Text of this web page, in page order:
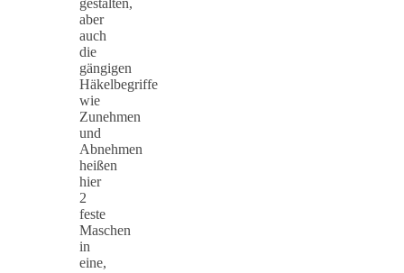
aber
auch
die
gängigen
Häkelbegriffe
wie
Zunehmen
und
Abnehmen
heißen
hier
2
feste
Maschen
in
eine,